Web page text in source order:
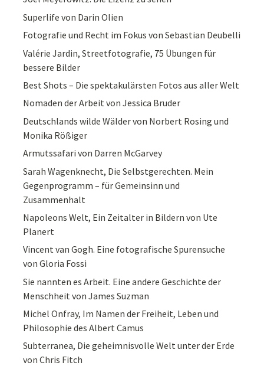
Superlife von Darin Olien
Fotografie und Recht im Fokus von Sebastian Deubelli
Valérie Jardin, Streetfotografie, 75 Übungen für
bessere Bilder
Best Shots – Die spektakulärsten Fotos aus aller Welt
Nomaden der Arbeit von Jessica Bruder
Deutschlands wilde Wälder von Norbert Rosing und
Monika Rößiger
Armutssafari von Darren McGarvey
Sarah Wagenknecht, Die Selbstgerechten. Mein
Gegenprogramm – für Gemeinsinn und
Zusammenhalt
Napoleons Welt, Ein Zeitalter in Bildern von Ute
Planert
Vincent van Gogh. Eine fotografische Spurensuche
von Gloria Fossi
Sie nannten es Arbeit. Eine andere Geschichte der
Menschheit von James Suzman
Michel Onfray, Im Namen der Freiheit, Leben und
Philosophie des Albert Camus
Subterranea, Die geheimnisvolle Welt unter der Erde
von Chris Fitch